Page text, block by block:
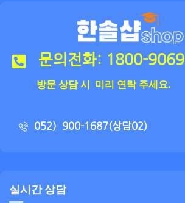
문의전화: 1800-9069
방문 상담 시 미리 연락 주세요.
052）900-1687(상담02)
실시간 상담